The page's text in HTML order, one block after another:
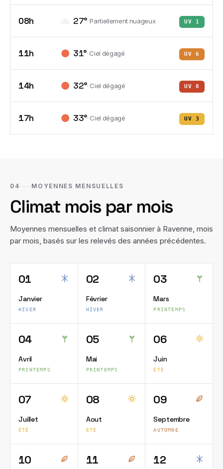
08h 27°·Partiellement nuageux UV 1
11h 31°· Ciel dégagé UV6
14h 32°· Ciel dégagé UV8
17h 33°· Ciel dégagé UV 3
04 MOYENNES MENSUELLES
Climat mois par mois
Moyennes mensuelles et climat saisonnier à Ravenne, mois
par mois, basés sur les relevés des années précédentes.
01
Janvier
HIVER
02
Février
HIVER
03
Mars
PRINTEMPS
04
Avril
PRINTEMPS
05
Mai
PRINTEMPS
06
Juin
ÉTÉ
07
Juillet
ÉTÉ
08
Aout
ÉTÉ
09
Septembre
AUTOMNE
10 11 12